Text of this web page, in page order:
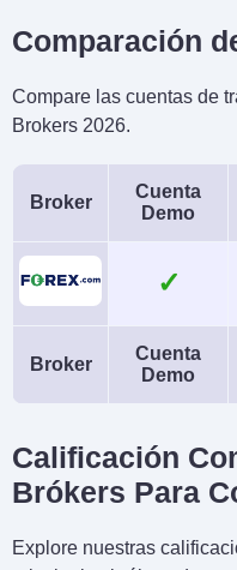
Comparación
Compare las cuentas de
Brokers 2026.
Broker
Cuenta
Demo
✓
Broker
Cuenta
Demo
Calificación
Brókers Para
Explore nuestras